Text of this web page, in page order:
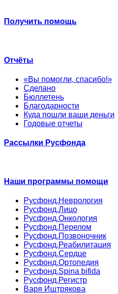
Получить помощь
Отчёты
«Вы помогли, спасибо!»
Сделано
Бюллетень
Благодарности
Куда пошли ваши деньги
Годовые отчеты
Рассылки Русфонда
Наши программы помощи
Русфонд.Неврология
Русфонд.Лицо
Русфонд.Онкология
Русфонд.Перелом
Русфонд.Позвоночник
Русфонд.Реабилитация
Русфонд.Сердце
Русфонд.Ортопедия
Русфонд.Spina bifida
Русфонд.Регистр
Варя Иштрякова